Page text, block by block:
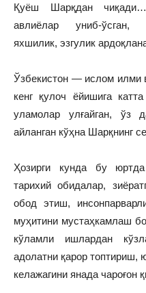
Қуёш Шарқдан
авлиёлар униб-ўсган,
яхшилик, эзгулик
Ўзбекистон — ислом илми
кенг қулоч ёйишига
уламолар улғайган, ўз
айланган кўҳна Шарқнинг
Ҳозирги кунда бу
тарихий обидалар,
обод этиш,
муҳитини мустаҳкамлаш
кўламли ишлардан
адолатни қарор топтириш,
келажагини янада чароғон